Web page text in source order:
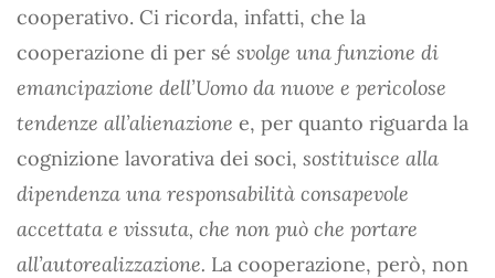
cooperativo. Ci ricorda, infatti, che la
cooperazione di per sé svolge una funzione di
emancipazione dell’Uomo da nuove e pericolose
tendenze all’alienazione e, per quanto riguarda la
cognizione lavorativa dei soci, sostituisce alla
dipendenza una responsabilità consapevole
accettata e vissuta, che non può che portare
all’autorealizzazione. La cooperazione, però, non